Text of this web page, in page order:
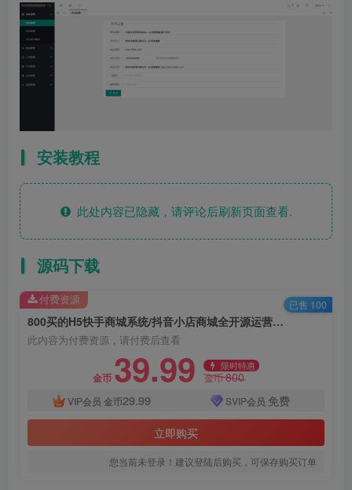
安装教程
此处内容已隐藏，请评论后刷新页面查看.
源码下载
800买的H5快手商城系统/抖音小店商城全开源运营版本 支持免登陆下单对接易支付
此内容为付费资源，请付费后查看
金币 39.99 限时特惠
金币800
VIP会员 金币29.99 SVIP会员 免费
立即购买
您当前未登录！建议登陆后购买，可保存购买订单
付费资源 已售 100